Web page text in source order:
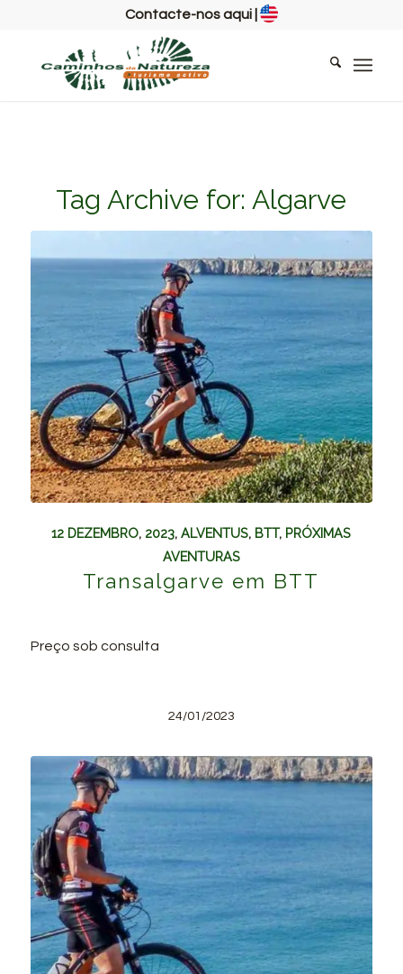
Contacte-nos aqui|
Tag Archive for:Algarve
12 DEZEMBRO, 2023,ALVENTUS, BTT, PRÓXIMAS
AVENTURAS
Transalgarve em BTT
Preço sob consulta
24/01/2023